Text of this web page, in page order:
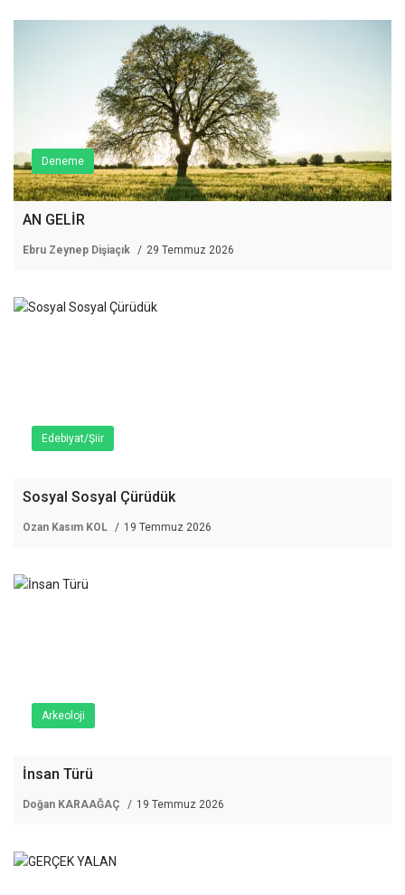
Deneme
AN GELİR
Ebru Zeynep Dişiaçık 29 Temmuz 2026
Edebiyat/Şiir
Sosyal Sosyal Çürüdük
Ozan Kasım KOL 19 Temmuz 2026
Arkeoloji
İnsan Türü
Doğan KARAAĞAÇ 19 Temmuz 2026